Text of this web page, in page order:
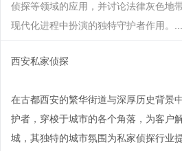
侦探等领域的应用，并讨论法律灰色地
现代化进程中扮演的独特守护者作用。
西安私家侦探
在古都西安的繁华街道与深厚历史背景
护者，穿梭于城市的各个角落，为客户
城，其独特的城市氛围为私家侦探行业